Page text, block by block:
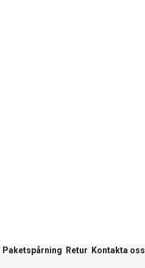
Paketspårning Retur Kontakta oss